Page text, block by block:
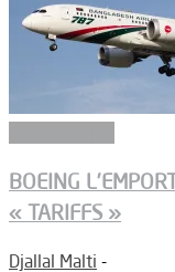
BOEING
« TARIFFS »
Djallal Malti -